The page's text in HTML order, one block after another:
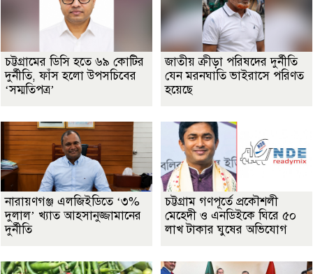
চট্টগ্রামের ডিসি হতে ৬৯ কোটির
দুর্নীতি, ফাঁস হলো উপসচিবের
‘সম্মতিপত্র’
জাতীয় ক্রীড়া পরিষদের দুর্নীতি
যেন মরনঘাতি ভাইরাসে পরিণত
হয়েছে
নারায়ণগঞ্জ এলজিইডিতে ‘৩%
দুলাল’ খ্যাত আহসানুজ্জামানের
দুর্নীতি
চট্টগ্রাম গণপূর্তে প্রকৌশলী
মেহেদী ও এনডিইকে ঘিরে ৫০
লাখ টাকার ঘুষের অভিযোগ